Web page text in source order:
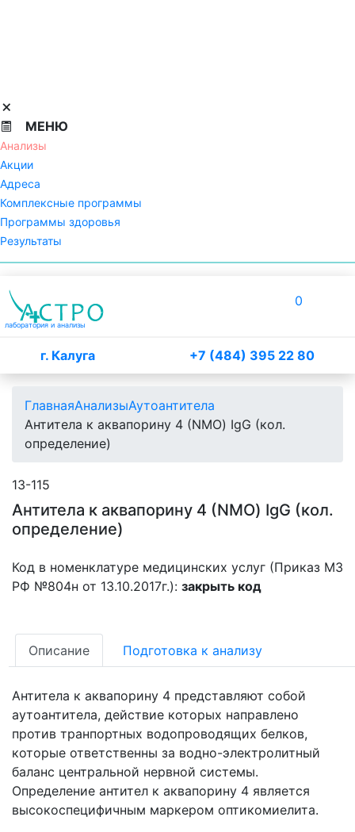
МЕНЮ
Анализы
Акции
Адреса
Комплексные программы
Программы здоровья
Результаты
лаборатория и анализы
г. Калуга +7 (484) 395 22 80
0
ГлавнаяАнализыАутоантитела
Антитела к аквапорину 4 (NMO) IgG (кол.
определение)
13-115
Антитела к аквапорину 4 (NMO) IgG (кол.
определение)
Код в номенклатуре медицинских услуг (Приказ МЗ
РФ №804н от 13.10.2017г.): закрыть код
Описание Подготовка к анализу
Антитела к аквапорину 4 представляют собой
аутоантитела, действие которых направлено
против транпортных водопроводящих белков,
которые ответственны за водно-электролитный
баланс центральной нервной системы.
Определение антител к аквапорину 4 является
высокоспецифичным маркером оптикомиелита.